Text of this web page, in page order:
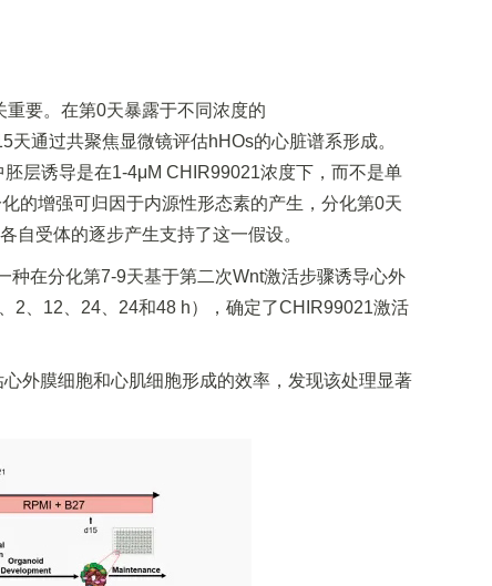
要。在第0天暴露于不同浓度的
通过共聚焦显微镜评估hHOs的心脏谱系形成。
层诱导是在1-4μM CHIR99021浓度下，而不是单
的增强可归因于内源性形态素的产生，分化第0天
自受体的逐步产生支持了这一假设。
在分化第7-9天基于第二次Wnt激活步骤诱导心外
2、12、24、24和48 h），确定了CHIR99021激活
外膜细胞和心肌细胞形成的效率，发现该处理显著